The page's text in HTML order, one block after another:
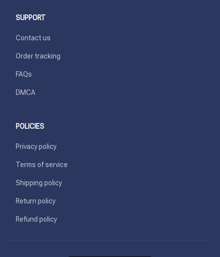
SUPPORT
Contact us
Order tracking
FAQs
DMCA
POLICIES
Privacy policy
Terms of service
Shipping policy
Return policy
Refund policy